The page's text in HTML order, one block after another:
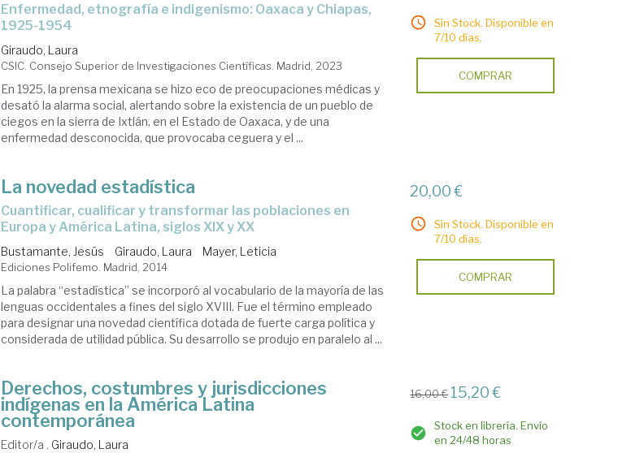
Enfermedad, etnografía e indigenismo: Oaxaca y Chiapas,
1925-1954
Giraudo, Laura
CSIC. Consejo Superior de Investigaciones Científicas. Madrid, 2023
En 1925, la prensa mexicana se hizo eco de preocupaciones médicas y
desató la alarma social, alertando sobre la existencia de un pueblo de
ciegos en la sierra de Ixtlán, en el Estado de Oaxaca, y de una
enfermedad desconocida, que provocaba ceguera y el ...
Sin Stock. Disponible en
7/10 días.
COMPRAR
La novedad estadística
cuantificar, cualificar y transformar las poblaciones en
Europa y América Latina, siglos XIX y XX
Bustamante, Jesús Giraudo, Laura Mayer, Leticia
Ediciones Polifemo. Madrid, 2014
La palabra “estadística” se incorporó al vocabulario de la mayoría de las
lenguas occidentales a fines del siglo XVIII. Fue el término empleado
para designar una novedad científica dotada de fuerte carga política y
considerada de utilidad pública. Su desarrollo se produjo en paralelo al ...
20,00 €
Sin Stock. Disponible en
7/10 días.
COMPRAR
Derechos, costumbres y jurisdicciones
indígenas en la América Latina
contemporánea
Editor/a . Giraudo, Laura
16,00 € 15,20 €
Stock en librería. Envío
en 24/48 horas